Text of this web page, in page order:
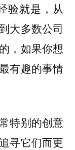
验就是，从
大多数公司
，如果你想
有趣的事情
特别的创意
寻它们而更